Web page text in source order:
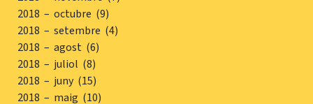
2018 – octubre (9)
2018 – setembre (4)
2018 – agost (6)
2018 – juliol (8)
2018 – juny (15)
2018 – maig (10)